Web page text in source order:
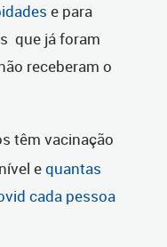
e para
que já foram
receberam o
têm vacinação
equantas
cada pessoa